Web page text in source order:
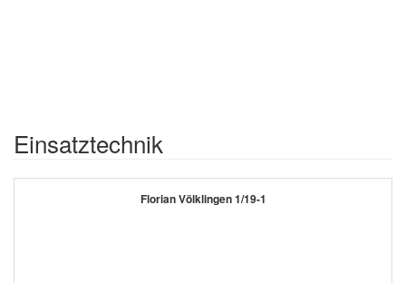
Einsatztechnik
Florian Völklingen 1/19-1